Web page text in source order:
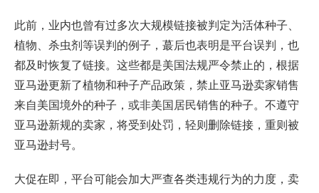
此前，业内也曾有过多次大规模链接被判定为活体种子、
植物、杀虫剂等误判的例子，蕞后也表明是平台误判，也
都及时恢复了链接。这些都是美国法规严令禁止的，根据
亚马逊更新了植物和种子产品政策，禁止亚马逊卖家销售
来自美国境外的种子，或非美国居民销售的种子。不遵守
亚马逊新规的卖家，将受到处罚，轻则删除链接，重则被
亚马逊封号。
大促在即，平台可能会加大严查各类违规行为的力度，卖